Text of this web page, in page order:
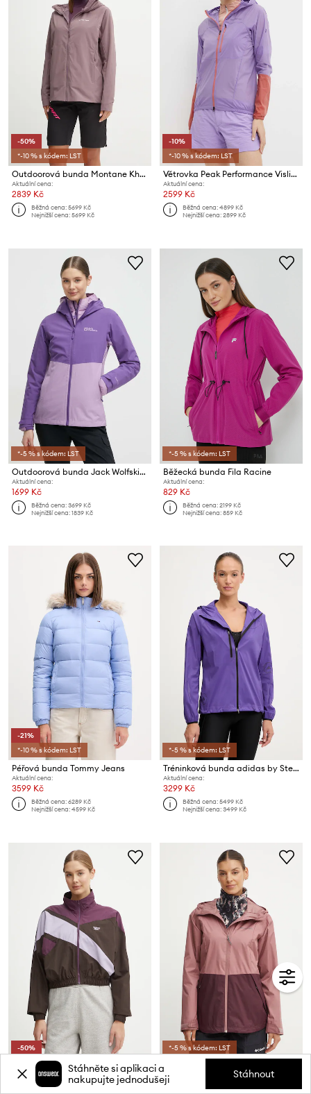
-50%
*-10 % s kódem: LST
Outdoorová bunda Montane Khamsin
Aktuální cena:
2839 Kč
Běžná cena:5699 Kč
Nejnižší cena:5699 Kč
-10%
*-10 % s kódem: LST
Větrovka Peak Performance Vislight
Aktuální cena:
2599 Kč
Běžná cena:4899 Kč
Nejnižší cena:2899 Kč
*-5 % s kódem: LST
Outdoorová bunda Jack Wolfskin Weiltal 2L JKT
Aktuální cena:
1699 Kč
Běžná cena:3699 Kč
Nejnižší cena:1839 Kč
*-5 % s kódem: LST
Běžecká bunda Fila Racine
Aktuální cena:
829 Kč
Běžná cena:2199 Kč
Nejnižší cena:859 Kč
-21%
*-10 % s kódem: LST
Péřová bunda Tommy Jeans
Aktuální cena:
3599 Kč
Běžná cena:6289 Kč
Nejnižší cena:4599 Kč
*-5 % s kódem: LST
Tréninková bunda adidas by Stella McCartney
Aktuální cena:
3299 Kč
Běžná cena:5499 Kč
Nejnižší cena:3499 Kč
-50%
Bunda Reebok Classic
Aktuální cena:
999 Kč
*-5 % s kódem: LST
Aktuální cena:
1399 Kč
Stáhněte si aplikaci a
nakupujte jednodušeji
Stáhnout